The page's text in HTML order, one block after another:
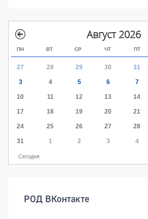
Август 2026
ПН ВТ СР ЧТ ПТ
27 28 29 30 31
3 4 5 6 7
10 11 12 13 14
17 18 19 20 21
24 25 26 27 28
31 1 2 3 4
Сегодня
РОД ВКонтакте